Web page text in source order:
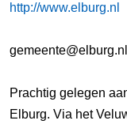
http://www.elburg.nl
gemeente@elburg.nl
Prachtig gelegen
Elburg. Via het